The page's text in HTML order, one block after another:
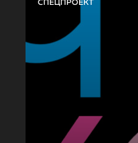
СПЕЦПРОЕКТ